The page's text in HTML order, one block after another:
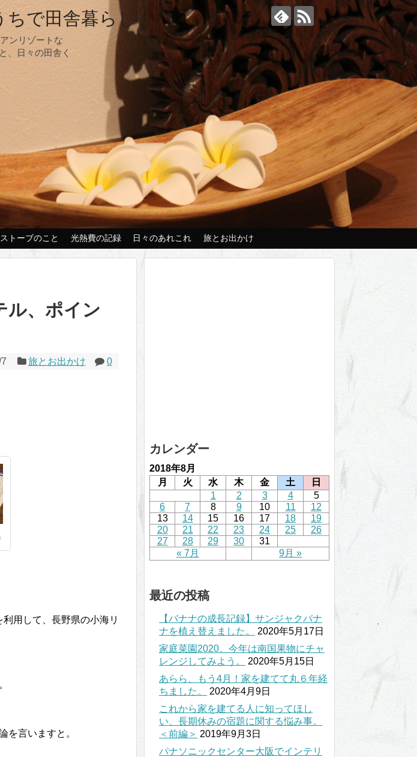
ちで田舎暮らし
ンリゾートな
、日々の田舎く
トーブのこと 光熱費の記録 日々のあれこれ 旅とお出かけ
ル、ポイン
旅とお出かけ 0
用して、長野県の小海リ
を言いますと。
カレンダー
2018年8月
月
火 水 木 金 土 日
« 7月 9月 »
1 2 3 4
5
6
7 8 9 10 11
12
13
14 15 16 17 18
19
20
21 22 23 24 25
26
27
28 29 30 31
最近の投稿
【バナナの成長記録】サンジャクバナ
ナを植え替えました。
2020年5月17日
家庭菜園2020。今年は南国果物にチャ
レンジしてみよう。
2020年5月15日
あらら、もう4月！家を建てて丸６年経
ちました。
2020年4月9日
これから家を建てる人に知ってほし
い、長期休みの宿題に関する悩み事。
＜前編＞ 2019年9月3日
パナソニックセンター大阪でインテリ